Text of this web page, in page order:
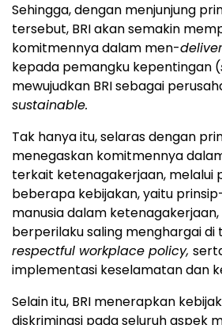
Sehingga, dengan menjunjung
tersebut, BRI akan semakin
komitmennya dalam men-
kepada pemangku kepentingan (
mewujudkan BRI sebagai
sustainable.
Tak hanya itu, selaras dengan
menegaskan komitmennya
terkait ketenagakerjaan, melalui
beberapa kebijakan, yaitu
manusia dalam
berperilaku saling menghargai
respectful workplace policy,
implementasi keselamatan dan
Selain itu, BRI menerapkan
diskriminasi pada seluruh aspek